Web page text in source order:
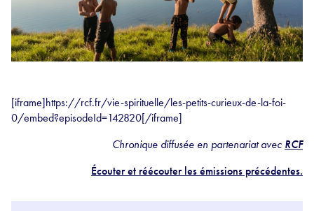
[iframe]https://rcf.fr/vie-spirituelle/les-petits-curieux-de-la-foi-
0/embed?episodeId=142820[/iframe]
Chronique diffusée en partenariat avec RCF
Écouter et réécouter les émissions précédentes.